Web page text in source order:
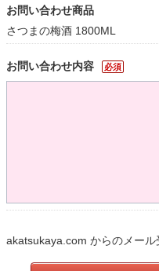
お問い合わせ商品
さつまの梅酒 1800ML
お問い合わせ内容 必須
akatsukaya.com からのメール